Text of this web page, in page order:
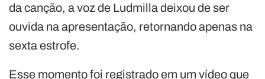
da canção, a voz de Ludmilla deixou de ser
ouvida na apresentação, retornando apenas na
sexta estrofe.
Esse momento foi registrado em um vídeo que